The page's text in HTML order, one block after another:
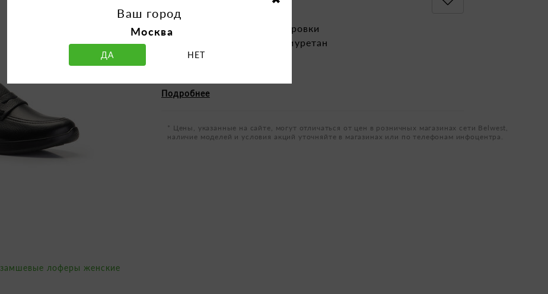
замшевые лоферы женские
Вид застежки:
без регулировки
Полиуретан
Полнота:
Подробнее
* Цены, указанные на сайте, могут отличаться от цен в розничных магазинах сети Belwest,
наличие моделей и условия акций уточняйте в магазинах или по телефонам инфоцентра.
Москва
ДА НЕТ
Ваш город